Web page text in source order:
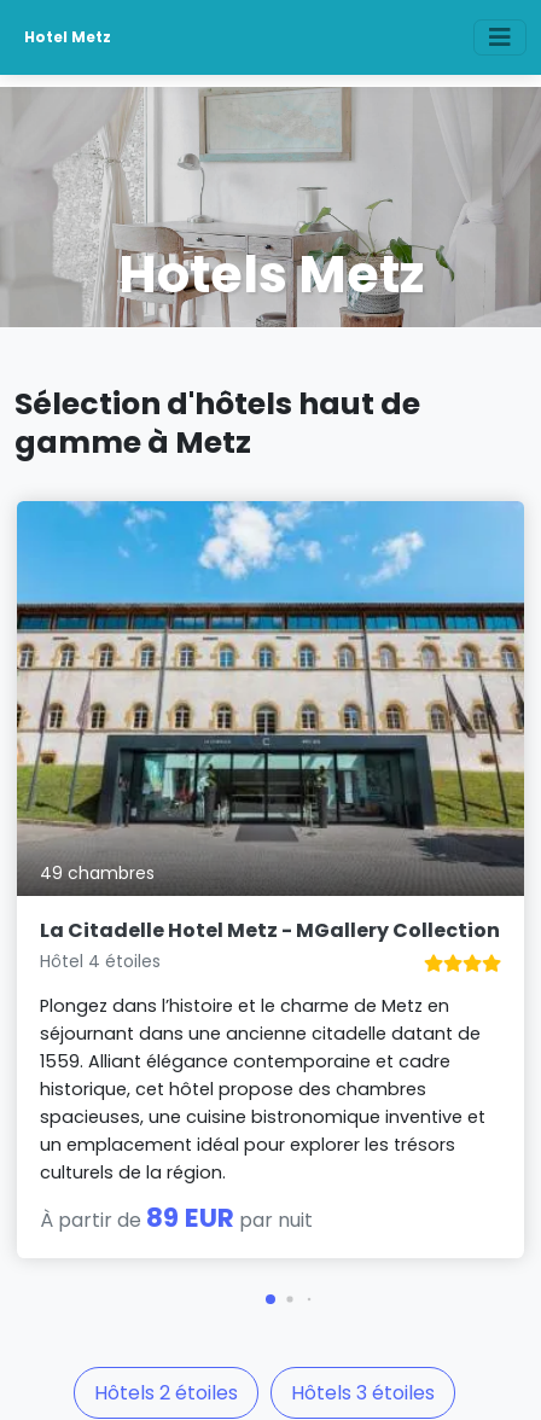
Hotel Metz
Hotels Metz
Sélection d'hôtels haut de
gamme à Metz
49 chambres
La Citadelle Hotel Metz - MGallery Collection
Hôtel 4 étoiles
Plongez dans l’histoire et le charme de Metz en
séjournant dans une ancienne citadelle datant de
1559. Alliant élégance contemporaine et cadre
historique, cet hôtel propose des chambres
spacieuses, une cuisine bistronomique inventive et
un emplacement idéal pour explorer les trésors
culturels de la région.
À partir de 89 EUR par nuit
Hôtels 2 étoiles Hôtels 3 étoiles